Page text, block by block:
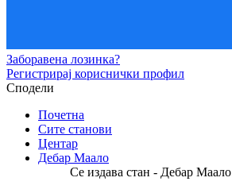
Заборавена лозинка?
Регистрирај кориснички профил
Сподели
Почетна
Сите станови
Центар
Дебар Маало
Се издава стан - Дебар Маало